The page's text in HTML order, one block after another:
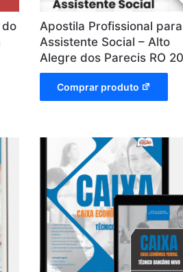
do
Apostila Profissional para
Assistente Social – Alto
Alegre dos Parecis RO
Comprar produto